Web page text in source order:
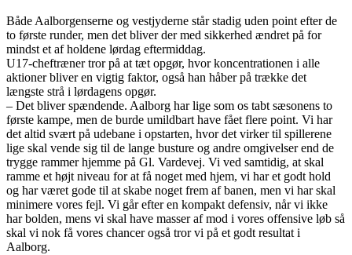
Både Aalborgenserne og vestjyderne står stadig uden point efter de
to første runder, men det bliver der med sikkerhed ændret på for
mindst et af holdene lørdag eftermiddag.
U17-cheftræner tror på at tæt opgør, hvor koncentrationen i alle
aktioner bliver en vigtig faktor, også han håber på trække det
længste strå i lørdagens opgør.
– Det bliver spændende. Aalborg har lige som os tabt sæsonens to
første kampe, men de burde umildbart have fået flere point. Vi har
det altid svært på udebane i opstarten, hvor det virker til spillerene
lige skal vende sig til de lange busture og andre omgivelser end de
trygge rammer hjemme på Gl. Vardevej. Vi ved samtidig, at skal
ramme et højt niveau for at få noget med hjem, vi har et godt hold
og har været gode til at skabe noget frem af banen, men vi har skal
minimere vores fejl. Vi går efter en kompakt defensiv, når vi ikke
har bolden, mens vi skal have masser af mod i vores offensive løb så
skal vi nok få vores chancer også tror vi på et godt resultat i
Aalborg.